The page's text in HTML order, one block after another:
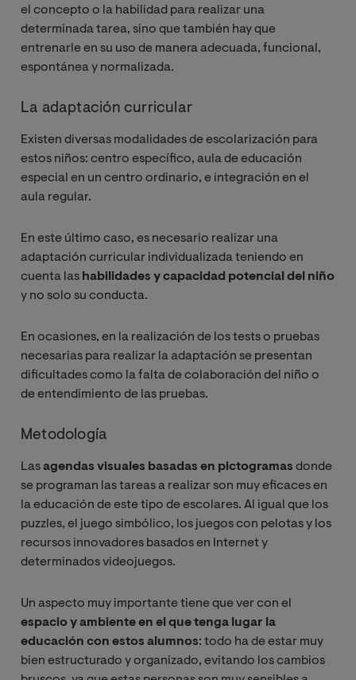
el concepto o la habilidad para realizar una
determinada tarea, sino que también hay que
entrenarle en su uso de manera adecuada, funcional,
espontánea y normalizada.
La adaptación curricular
Existen diversas modalidades de escolarización para
estos niños: centro específico, aula de educación
especial en un centro ordinario, e integración en el
aula regular.
En este último caso, es necesario realizar una
adaptación curricular individualizada teniendo en
cuenta las habilidades y capacidad potencial del niño
y no solo su conducta.
En ocasiones, en la realización de los tests o pruebas
necesarias para realizar la adaptación se presentan
dificultades como la falta de colaboración del niño o
de entendimiento de las pruebas.
Metodología
Lasagendas visuales basadas en pictogramas donde
se programan las tareas a realizar son muy eficaces en
la educación de este tipo de escolares. Al igual que los
puzzles, el juego simbólico, los juegos con pelotas y los
recursos innovadores basados en Internet y
determinados videojuegos.
Un aspecto muy importante tiene que ver con el
espacio y ambiente en el que tenga lugar la
educación con estos alumnos: todo ha de estar muy
bien estructurado y organizado, evitando los cambios